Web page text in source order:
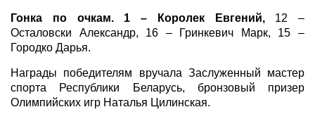
Гонка по очкам. 1 – Королек Евгений,12 –
Осталовски Александр, 16 – Гринкевич Марк, 15 –
Городко Дарья.
Награды победителям вручала Заслуженный мастер
спорта Республики Беларусь, бронзовый призер
Олимпийских игр Наталья Цилинская.